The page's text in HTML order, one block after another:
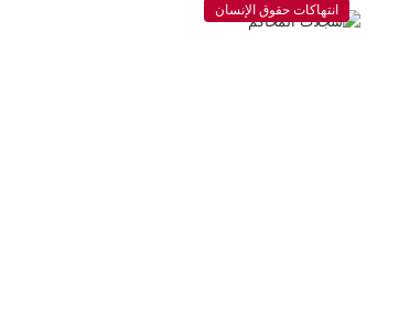
انتهاكات حقوق الإنسان